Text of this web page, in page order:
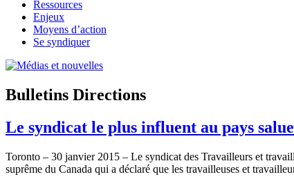
Ressources
Enjeux
Moyens d’action
Se syndiquer
Bulletins Directions
Le syndicat le plus influent au pays
Toronto – 30 janvier 2015 – Le syndicat des Travailleurs et
suprême du Canada qui a déclaré que les travailleuses et